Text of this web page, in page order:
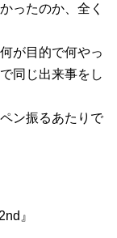
ったのか、全く
が目的で何やっ
同じ出来事をし
ン振るあたりで
』